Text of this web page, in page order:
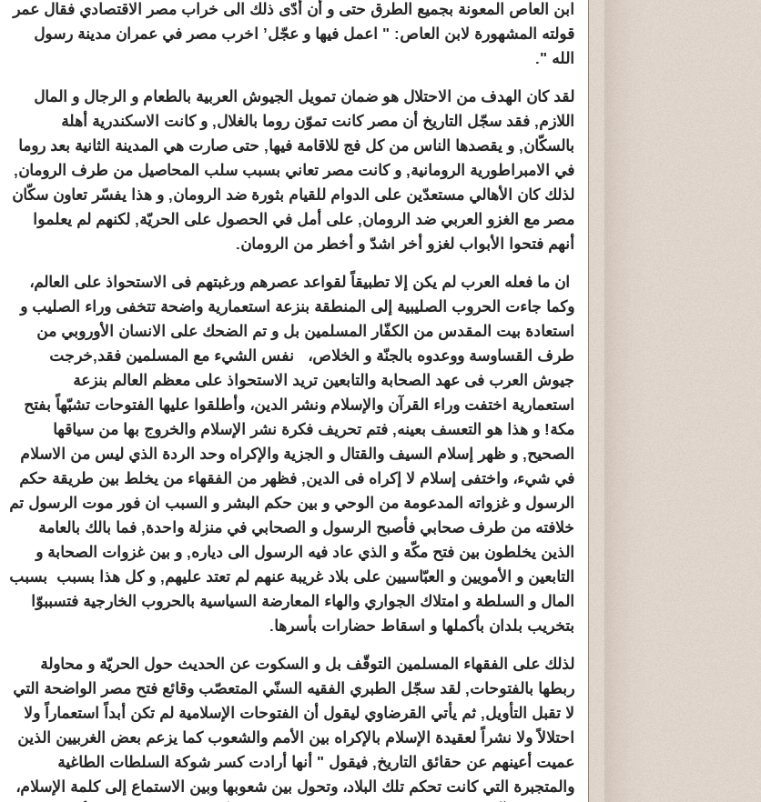
ابن العاص المعونة بجميع الطرق حتى و أن أدّى ذلك الى خراب مصر الاقتصادي فقال عمر
قولته المشهورة لابن العاص: " اعمل فيها و عجّل’ اخرب مصر في عمران مدينة رسول
الله ".
لقد كان الهدف من الاحتلال هو ضمان تمويل الجيوش العربية بالطعام و الرجال و المال
اللازم, فقد سجّل التاريخ أن مصر كانت تموّن روما بالغلال, و كانت الاسكندرية أهلة
بالسكّان, و يقصدها الناس من كل فج للاقامة فيها, حتى صارت هي المدينة الثانية بعد روما
في الامبراطورية الرومانية, و كانت مصر تعاني بسبب سلب المحاصيل من طرف الرومان,
لذلك كان الأهالي مستعدّين على الدوام للقيام بثورة ضد الرومان, و هذا يفسّر تعاون سكّان
مصر مع الغزو العربي ضد الرومان, على أمل في الحصول على الحريّة, لكنهم لم يعلموا
أنهم فتحوا الأبواب لغزو أخر اشدّ و أخطر من الرومان.
ان ما فعله العرب لم يكن إلا تطبيقاً لقواعد عصرهم ورغبتهم فى الاستحواذ على العالم،
وكما جاءت الحروب الصليبية إلى المنطقة بنزعة استعمارية واضحة تتخفى وراء الصليب و
استعادة بيت المقدس من الكفّار المسلمين بل و تم الضحك على الانسان الأوروبي من
طرف القساوسة ووعدوه بالجنّة و الخلاص، نفس الشيء مع المسلمين فقد,خرجت
جيوش العرب فى عهد الصحابة والتابعين تريد الاستحواذ على معظم العالم بنزعة
استعمارية اختفت وراء القرآن والإسلام ونشر الدين، وأطلقوا عليها الفتوحات تشبّهاً بفتح
مكة! و هذا هو التعسف بعينه, فتم تحريف فكرة نشر الإسلام والخروج بها من سياقها
الصحيح, و ظهر إسلام السيف والقتال و الجزية والإكراه وحد الردة الذي ليس من الاسلام
في شيء، واختفى إسلام لا إكراه فى الدين, فظهر من الفقهاء من يخلط بين طريقة حكم
الرسول و غزواته المدعومة من الوحي و بين حكم البشر و السبب ان فور موت الرسول تم
خلافته من طرف صحابي فأصبح الرسول و الصحابي في منزلة واحدة, فما بالك بالعامة
الذين يخلطون بين فتح مكّة و الذي عاد فيه الرسول الى دياره, و بين غزوات الصحابة و
التابعين و الأمويين و العبّاسيين على بلاد غريبة عنهم لم تعتد عليهم, و كل هذا بسبب بسبب
المال و السلطة و امتلاك الجواري والهاء المعارضة السياسية بالحروب الخارجية فتسببوّا
بتخريب بلدان بأكملها و اسقاط حضارات بأسرها.
لذلك على الفقهاء المسلمين التوقّف بل و السكوت عن الحديث حول الحريّة و محاولة
ربطها بالفتوحات, لقد سجّل الطبري الفقيه السنّي المتعصّب وقائع فتح مصر الواضحة التي
لا تقبل التأويل, ثم يأتي القرضاوي ليقول أن الفتوحات الإسلامية لم تكن أبداً استعماراً ولا
احتلالاً ولا نشراً لعقيدة الإسلام بالإكراه بين الأمم والشعوب كما يزعم بعض الغربيين الذين
عميت أعينهم عن حقائق التاريخ, فيقول " أنها أرادت كسر شوكة السلطات الطاغية
والمتجبرة التي كانت تحكم تلك البلاد، وتحول بين شعوبها وبين الاستماع إلى كلمة الإسلام،